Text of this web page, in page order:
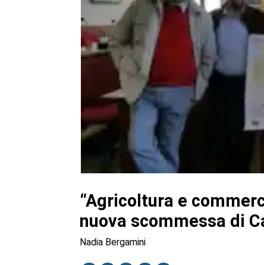
“Agricoltura e
nuova scommessa di
Nadia Bergamini